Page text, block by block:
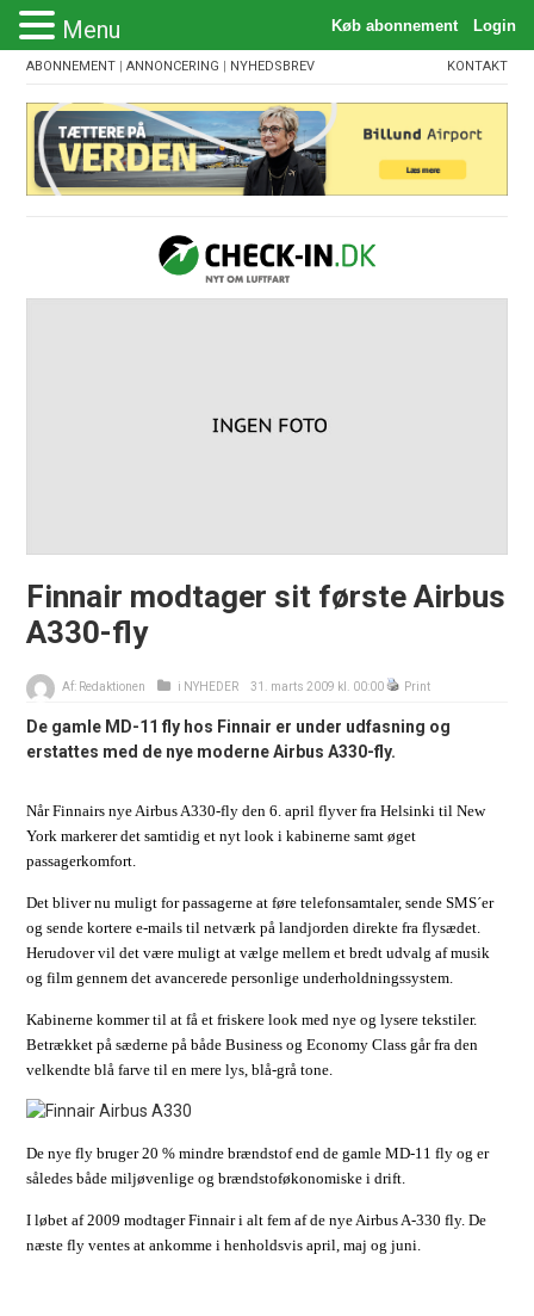
ABONNEMENT |ANNONCERING | NYHEDSBREV KONTAKT
Finnair modtager sit første Airbus
A330-fly
Af: Redaktionen i NYHEDER 31. marts 2009 kl. 00:00 Print
De gamle MD-11 fly hos Finnair er under udfasning og
erstattes med de nye moderne Airbus A330-fly.
Når Finnairs nye Airbus A330-fly den 6. april flyver fra Helsinki til New
York markerer det samtidig et nyt look i kabinerne samt øget
passagerkomfort.
Det bliver nu muligt for passagerne at føre telefonsamtaler, sende SMS´er
og sende kortere e-mails til netværk på landjorden direkte fra flysædet.
Herudover vil det være muligt at vælge mellem et bredt udvalg af musik
og film gennem det avancerede personlige underholdningssystem.
Kabinerne kommer til at få et friskere look med nye og lysere tekstiler.
Betrækket på sæderne på både Business og Economy Class går fra den
velkendte blå farve til en mere lys, blå-grå tone.
De nye fly bruger 20 % mindre brændstof end de gamle MD-11 fly og er
således både miljøvenlige og brændstoføkonomiske i drift.
I løbet af 2009 modtager Finnair i alt fem af de nye Airbus A-330 fly. De
næste fly ventes at ankomme i henholdsvis april, maj og juni.
Menu